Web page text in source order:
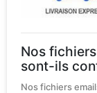
Nos
sont-ils
Nos fichiers